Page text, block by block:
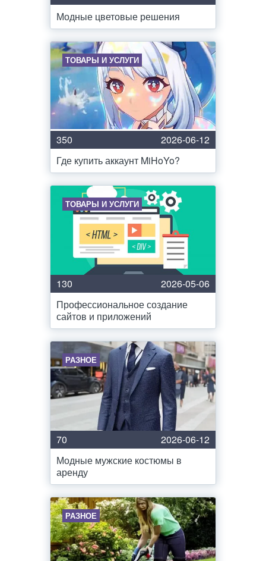
Модные цветовые решения
ТОВАРЫ И УСЛУГИ
350
2026-06-12
Где купить аккаунт MiHoYo?
ТОВАРЫ И УСЛУГИ
130
2026-05-06
Профессиональное создание
сайтов и приложений
РАЗНОЕ
70
2026-06-12
Модные мужские костюмы в
аренду
РАЗНОЕ